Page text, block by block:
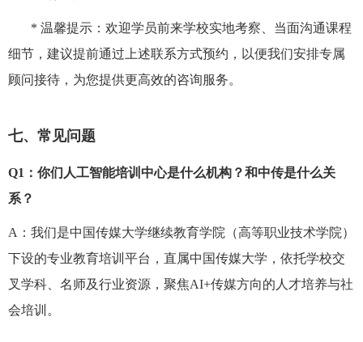
* 温馨提示：欢迎学员前来学校实地考察、当面沟通课程
细节，建议提前通过上述联系方式预约，以便我们安排专属
顾问接待，为您提供更高效的咨询服务。
七、常见问题
Q1 ：你们人工智能培训中心是什么机构？和中传是什么关
系？
A ：我们是中国传媒大学继续教育学院（高等职业技术学院）
下设的专业教育培训平台，直属中国传媒大学，依托学校交
叉学科、名师及行业资源，聚焦AI+传媒方向的人才培养与社
会培训。